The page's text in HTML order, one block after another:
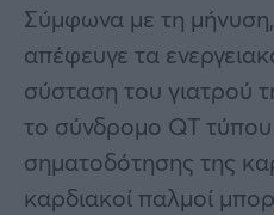
Σύμφωνα με τη
απέφευγε τα
σύσταση του γιατρού
το σύνδρομο QT τύπου
σηματοδότησης της
καρδιακοί παλμοί